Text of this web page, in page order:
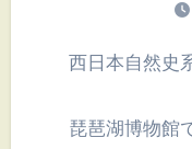
西日本自然史系博物館ネットワークのみな
琵琶湖博物館